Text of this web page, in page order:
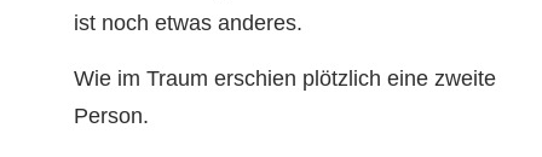
ist noch etwas anderes.
Wie im Traum erschien plötzlich eine zweite
Person.